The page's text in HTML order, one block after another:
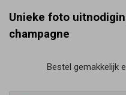
Unieke foto
champagne
Bestel gemakkelijk